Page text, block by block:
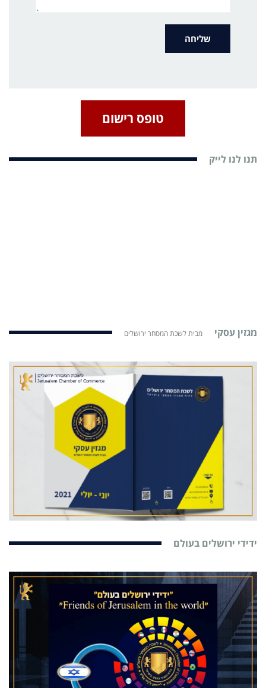
טופס רישום
תנו לנו לייק
מגזין עסקי מבית לשכת המסחר ירושלים
ידידי ירושלים בעולם